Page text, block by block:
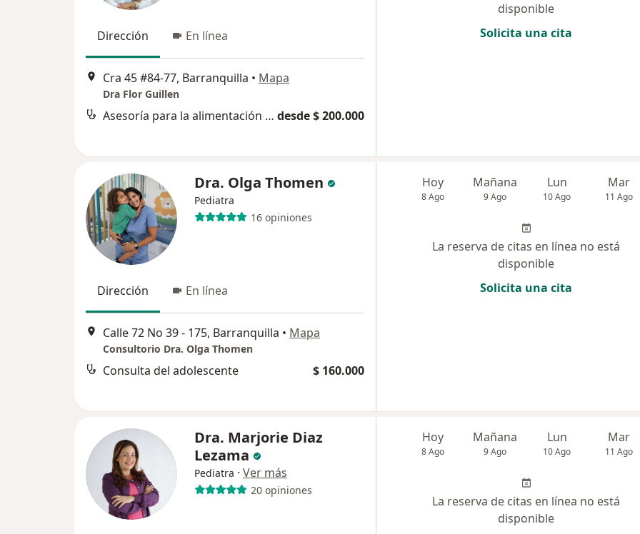
Dirección En línea
Cra 45 #84-77, Barranquilla • Mapa
Dra Flor Guillen
Asesoría para la alimentación complementaria desde $ 200.000
disponible
Solicita una cita
Dra. Olga Thomen
Pediatra
16 opiniones
Dirección En línea
Calle 72 No 39 - 175, Barranquilla • Mapa
Consultorio Dra. Olga Thomen
Consulta del adolescente $ 160.000
Hoy
8 Ago
Mañana
9 Ago
Lun
10 Ago
Mar
11 Ago
La reserva de citas en línea no está
disponible
Solicita una cita
Dra. Marjorie Diaz
Lezama
Pediatra · Ver más
20 opiniones
Hoy
8 Ago
Mañana
9 Ago
Lun
10 Ago
Mar
11 Ago
La reserva de citas en línea no está
disponible